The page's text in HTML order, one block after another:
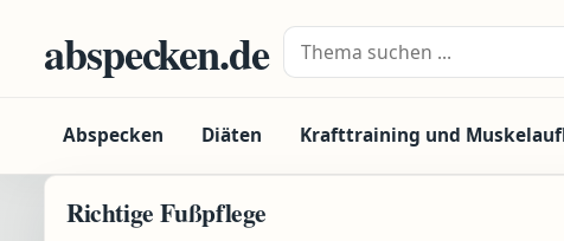
abspecken.de Suche nach:
Abspecken Diäten Krafttraining und
Richtige Fußpflege